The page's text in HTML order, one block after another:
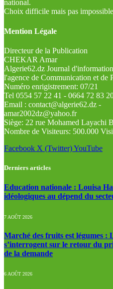
national.
Choix difficile mais pas
Mention Légale
Directeur de la Publication
CHEKAR Amar
Algerie62.dz Journal
l'agence de Communication et de
Numéro enrigistrement: 07/21
Tel 0554 57 22 41 - 0664 72 83
Email : contact@algerie62.dz -
amar2002dz@yahoo.fr
Siège: 22 rue Mohamed Layachi
Nombre de Visiteurs: 500.000
Facebook X (Twitter)YouTube
Derniers articles
Education nationale : Louisa
idéologiques au dépend du
7 AOÛT 2026
Marché des fruits est légumes :
s’interrogent sur le retour du
de la demande
6 AOÛT 2026